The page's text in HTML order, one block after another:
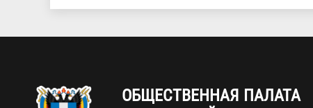
ОБЩЕСТВЕННАЯ ПАЛАТА